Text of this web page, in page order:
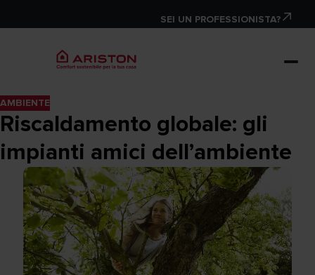
SEI UN PROFESSIONISTA?
AMBIENTE
Riscaldamento globale: gli
impianti amici dell’ambiente